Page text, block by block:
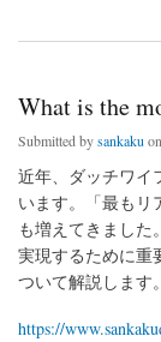
What is the
Submitted bysankaku
近年、ダッチワイ
います。「最もリ
も増えてきました
実現するために重
ついて解説します。
https://